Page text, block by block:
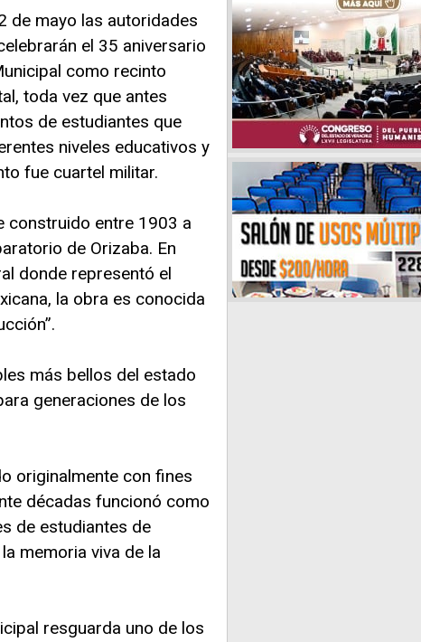
de mayo las autoridades
el 35 aniversario
como recinto
toda vez que antes
de estudiantes que
niveles educativos y
fue cuartel militar.
construido entre 1903 a
de Orizaba. En
donde representó el
la obra es conocida
más bellos del estado
generaciones de los
originalmente con fines
décadas funcionó como
de estudiantes de
memoria viva de la
resguarda uno de los